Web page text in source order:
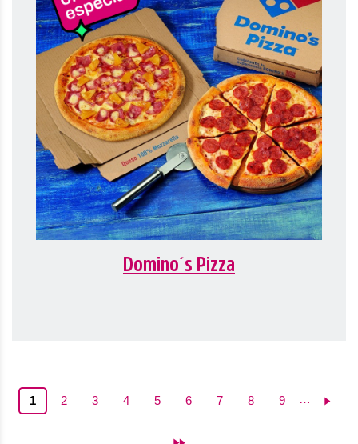
Domino´s Pizza
Página
actual
1 Página
2 Página
3 Página
4 Página
5 Página
6 Página
7 Página
8 Página
9 …